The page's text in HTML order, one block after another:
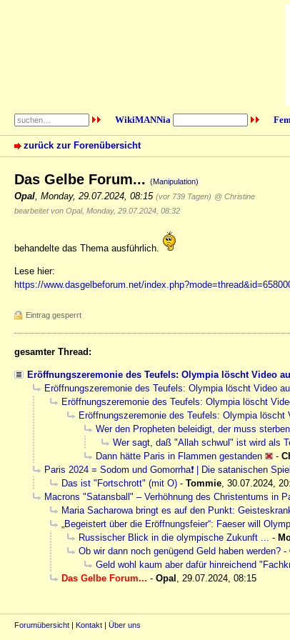
WikiMANNia
zurück zur Forenübersicht
Das Gelbe Forum... (Manipulation)
Opal Monday, 29.07.2024, 08:15 (vor 739 Tagen) @ Christine
bearbeitet von Opal, Monday, 29.07.2024, 08:32
behandelte das Thema ausführlich.
Lese hier:
https://www.dasgelbeforum.net/
Eintrag gesperrt
gesamter Thread:
Eröffnungszeremonie des Teufels: Olympia löscht Video
Eröffnungszeremonie des Teufels: Olympia löscht Video
Eröffnungszeremonie des Teufels: Olympia löscht
Eröffnungszeremonie des Teufels: Olympia löscht
Wer den Propheten beleidigt, der muss
Wer sagt, daß "Allah schwul" ist wird als
Dann hätte Paris in Flammen gestanden
-
Paris 2024 = Sodom und Gomorrha❗ | Die satanischen
Das ist "Fortschrott" (mit O) - Tommie, 30.07.2024,
Macrons "Satansball" – Verhöhnung des Christentums in
Maria Sacharowa bringt es auf den Punkt:
„Begeistert über die Eröffnungsfeier“: Faeser will
Russischer Blick in die olympische Zukunft ... -
Ob wir dann noch genügend Geld haben werden? -
Geld wohl kaum aber dafür hinreichend
Das Gelbe Forum... - Opal , 29.07.2024, 08:15
Forumübersicht | Kontakt | Über uns